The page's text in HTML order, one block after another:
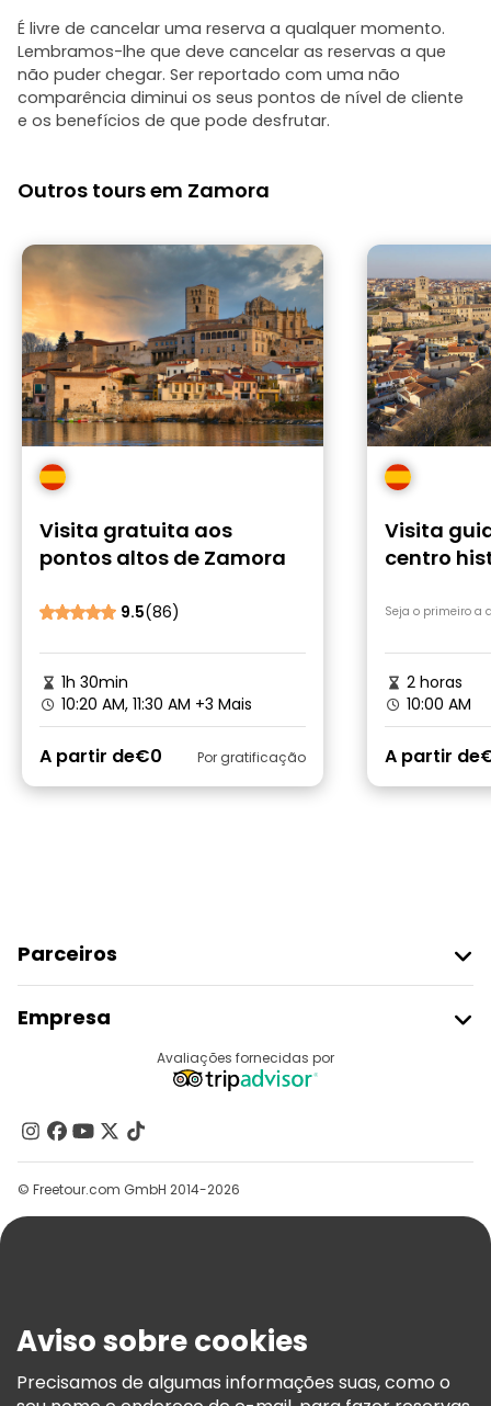
É livre de cancelar uma reserva a qualquer momento.
Lembramos-lhe que deve cancelar as reservas a que
não puder chegar. Ser reportado com uma não
comparência diminui os seus pontos de nível de cliente
e os benefícios de que pode desfrutar.
Outros tours em Zamora
Visita gratuita aos
pontos altos de Zamora
9.5(86)
1h 30min
10:20 AM, 11:30 AM +3 Mais
A partir de€0 Por gratificação
Visita
centro
Seja o primeiro a
2 horas
10:00 AM
A partir de
Parceiros
Registo Do Fornecedor
Programa De Afiliados
Empresa
Contacte-Nos
Grupos
Ajuda
Termos E Informações Legais
Política De Cookies
Avaliações fornecidas por
© Freetour.com GmbH 2014-2026
Aviso sobre cookies
Precisamos de algumas informações suas, como o